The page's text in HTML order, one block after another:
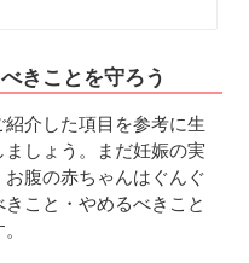
きことを守ろう
介した項目を参考に生
しょう。まだ妊娠の実
腹の赤ちゃんはぐんぐ
こと・やめるべきこと